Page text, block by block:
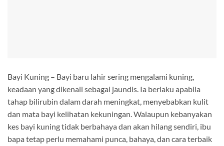
Bayi Kuning – Bayi baru lahir sering mengalami kuning,
keadaan yang dikenali sebagai jaundis. Ia berlaku apabila
tahap bilirubin dalam darah meningkat, menyebabkan kulit
dan mata bayi kelihatan kekuningan. Walaupun kebanyakan
kes bayi kuning tidak berbahaya dan akan hilang sendiri, ibu
bapa tetap perlu memahami punca, bahaya, dan cara terbaik